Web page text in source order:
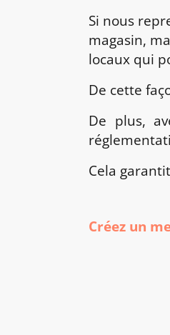
Si nous
magasin,
locaux qui
De cette
De plus,
Cela
Créez un